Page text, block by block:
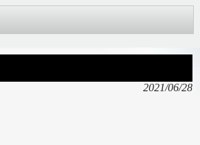
2021/06/28